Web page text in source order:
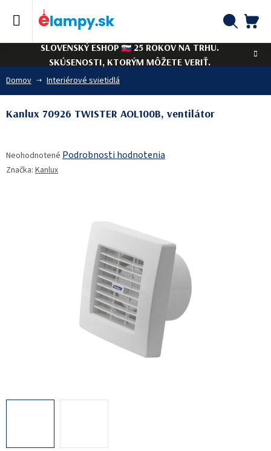
SLOVENSKÝ ESHOP
25 ROKOV NA TRHU.
SKÚSENOSTI, KTORÝM MÔŽETE VERIŤ.
Domov Interiérové svietidlá
Kanlux 70926 TWISTER AOL100B, ventilátor
hodnotenie
produktu
Neohodnotené Podrobnosti hodnotenia
Značka: Kanlux